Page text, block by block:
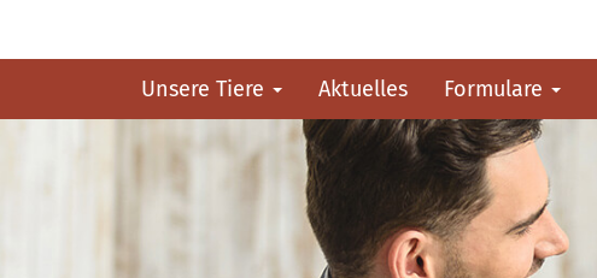
Unsere Tiere Aktuelles Formulare